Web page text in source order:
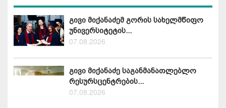
გივი მიქანაძემ გორის სახელმწიფო
უნივერსიტეტის...
07.08.2026
გივი მიქანაძე საგანმანათლებლო
რესურსცენტრების...
07.08.2026